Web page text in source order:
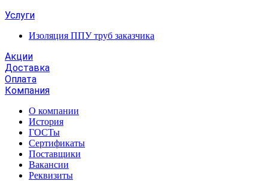
Услуги
Изоляция ППУ труб заказчика
Акции
Доставка
Оплата
Компания
О компании
История
ГОСТы
Сертификаты
Поставщики
Вакансии
Реквизиты